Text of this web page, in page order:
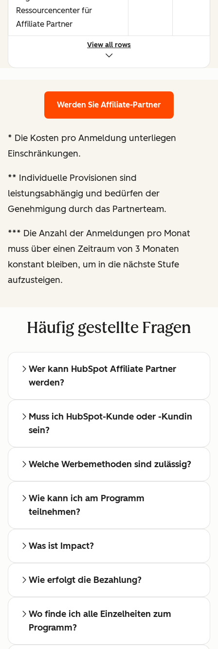
Ressourcencenter für
Affiliate Partner
Möglichkeiten, durch starke
Performance mehr zu
Optimierungsempfehlungen
Berichterstattung zur
Performance
Besprechungen mit einem
dedizierten Affiliate-
Manager
View all rows
Werden Sie Affiliate-Partner
* Die Kosten pro Anmeldung unterliegen
Einschränkungen.
** Individuelle Provisionen sind
leistungsabhängig und bedürfen der
Genehmigung durch das Partnerteam.
*** Die Anzahl der Anmeldungen pro Monat
muss über einen Zeitraum von 3 Monaten
konstant bleiben, um in die nächste Stufe
aufzusteigen.
Häufig gestellte Fragen
Wer kann HubSpot Affiliate Partner
werden?
Muss ich HubSpot-Kunde oder -Kundin
sein?
Welche Werbemethoden sind zulässig?
Wie kann ich am Programm
teilnehmen?
Was ist Impact?
Wie erfolgt die Bezahlung?
Wo finde ich alle Einzelheiten zum
Programm?